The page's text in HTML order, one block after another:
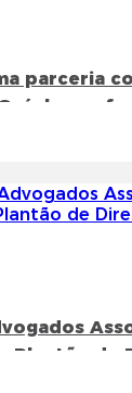
parceria
e
associados
Plantão de